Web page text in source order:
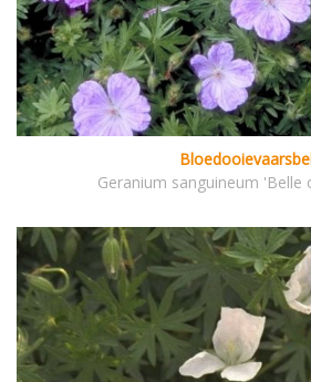
Geranium sanguineum 'Belle